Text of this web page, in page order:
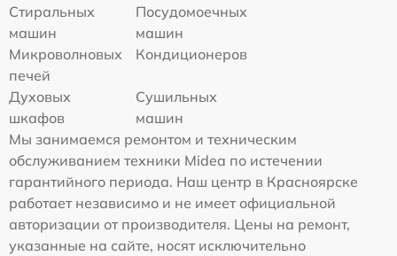
Стиральных
машин
Посудомоечных
машин
Микроволновых
печей
Кондиционеров
Духовых
шкафов
Сушильных
машин
Мы занимаемся ремонтом и техническим
обслуживанием техники Midea по истечении
гарантийного периода. Наш центр в Красноярске
работает независимо и не имеет официальной
авторизации от производителя. Цены на ремонт,
указанные на сайте, носят исключительно